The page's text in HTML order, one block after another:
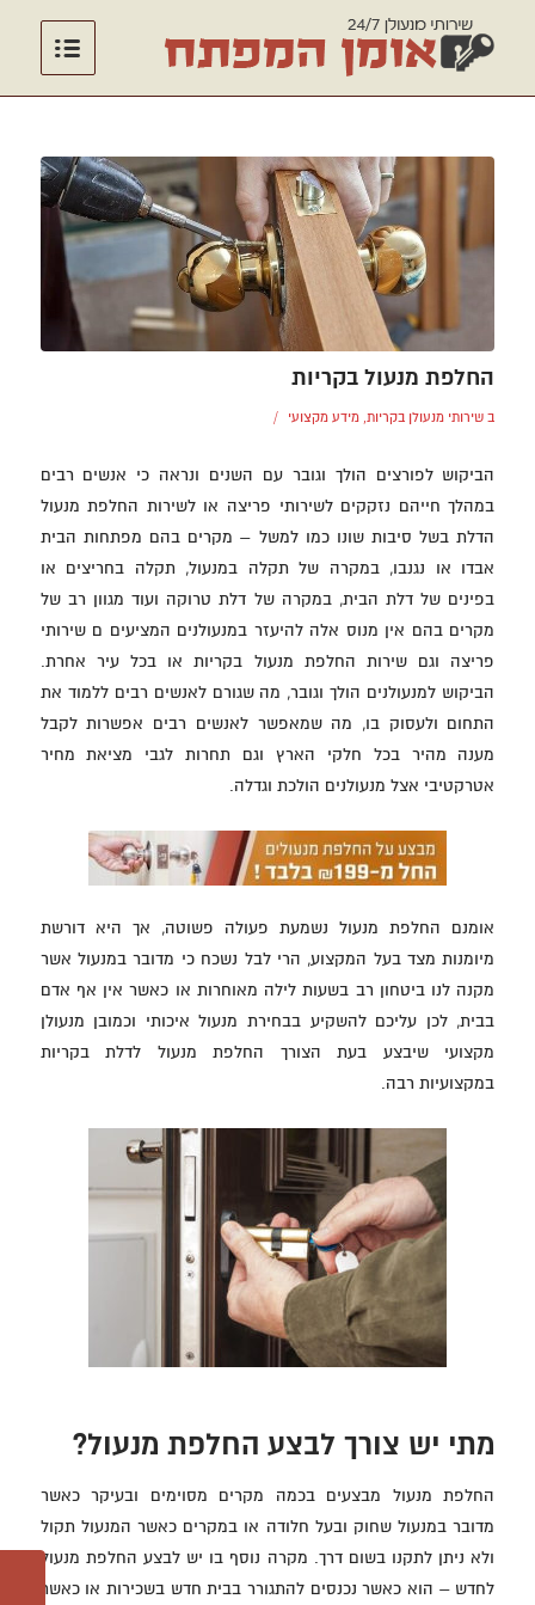
החלפת מנעול בקריות
ב שירותי מנעולן בקריות, מידע מקצועי /
הביקוש לפורצים הולך וגובר עם השנים ונראה כי אנשים רבים
במהלך חייהם נזקקים לשירותי פריצה או לשירות החלפת מנעול
הדלת בשל סיבות שונו כמו למשל – מקרים בהם מפתחות הבית
אבדו או נגנבו, במקרה של תקלה במנעול, תקלה בחריצים או
בפינים של דלת הבית, במקרה של דלת טרוקה ועוד מגוון רב של
מקרים בהם אין מנוס אלה להיעזר במנעולנים המציעים ם שירותי
פריצה וגם שירות החלפת מנעול בקריות או בכל עיר אחרת.
הביקוש למנעולנים הולך וגובר, מה שגורם לאנשים רבים ללמוד את
התחום ולעסוק בו, מה שמאפשר לאנשים רבים אפשרות לקבל
מענה מהיר בכל חלקי הארץ וגם תחרות לגבי מציאת מחיר
אטרקטיבי אצל מנעולנים הולכת וגדלה.
אומנם החלפת מנעול נשמעת פעולה פשוטה, אך היא דורשת
מיומנות מצד בעל המקצוע, הרי לבל נשכח כי מדובר במנעול אשר
מקנה לנו ביטחון רב בשעות לילה מאוחרות או כאשר אין אף אדם
בבית, לכן עליכם להשקיע בבחירת מנעול איכותי וכמובן מנעולן
מקצועי שיבצע בעת הצורך החלפת מנעול לדלת בקריות
במקצועיות רבה.
מתי יש צורך לבצע החלפת מנעול?
החלפת מנעול מבצעים בכמה מקרים מסוימים ובעיקר כאשר
מדובר במנעול שחוק ובעל חלודה או במקרים כאשר המנעול תקול
ולא ניתן לתקנו בשום דרך. מקרה נוסף בו יש לבצע החלפת מנעול
לחדש – הוא כאשר נכנסים להתגורר בבית חדש בשכירות או כאשר